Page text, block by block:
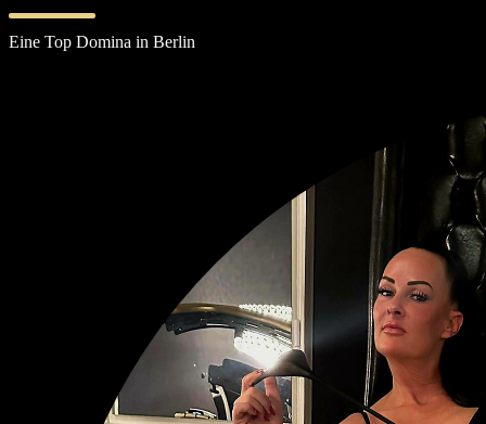
Eine Top Domina in Berlin